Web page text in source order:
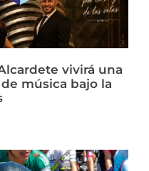
vivirá una
música bajo la